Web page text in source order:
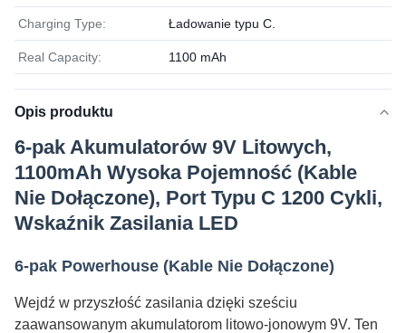
Charging Type: Ładowanie typu C.
Real Capacity: 1100 mAh
Opis produktu
6-pak Akumulatorów 9V Litowych,
1100mAh Wysoka Pojemność (Kable
Nie Dołączone), Port Typu C 1200 Cykli,
Wskaźnik Zasilania LED
6-pak Powerhouse (Kable Nie Dołączone)
Wejdź w przyszłość zasilania dzięki sześciu
zaawansowanym akumulatorom litowo-jonowym 9V. Ten